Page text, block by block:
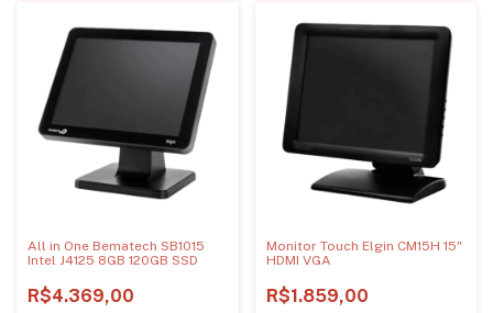
All in One Bematech SB1015
Intel J4125 8GB 120GB SSD
R$4.369,00
Monitor Touch Elgin CM15H 15"
HDMI VGA
R$1.859,00